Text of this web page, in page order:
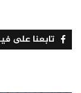
تابعنا على